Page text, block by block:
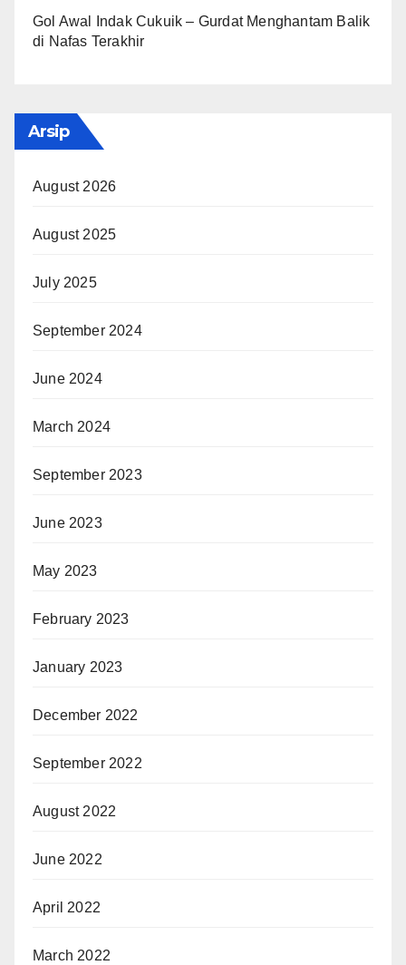
Gol Awal Indak Cukuik – Gurdat Menghantam Balik
di Nafas Terakhir
Arsip
August 2026
August 2025
July 2025
September 2024
June 2024
March 2024
September 2023
June 2023
May 2023
February 2023
January 2023
December 2022
September 2022
August 2022
June 2022
April 2022
March 2022